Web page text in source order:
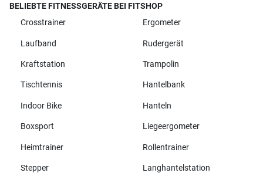
BELIEBTE FITNESSGERÄTE BEI FITSHOP
Crosstrainer
Ergometer
Laufband Rudergerät
Kraftstation Trampolin
Tischtennis Hantelbank
Indoor Bike Hanteln
Boxsport Liegeergometer
Heimtrainer Rollentrainer
Stepper Langhantelstation